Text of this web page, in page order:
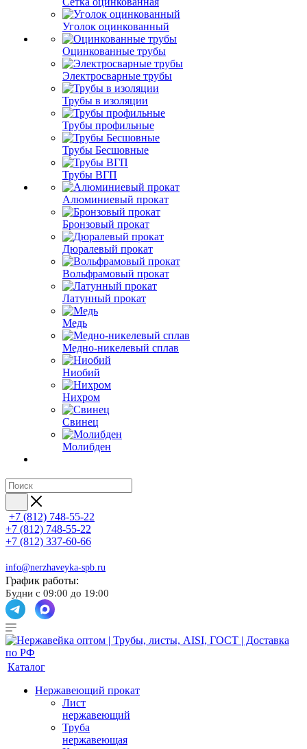
Уголок оцинкованный
Оцинкованные трубы
Электросварные трубы
Трубы в изоляции
Трубы профильные
Трубы Бесшовные
Трубы ВГП
Алюминиевый прокат
Бронзовый прокат
Дюралевый прокат
Вольфрамовый прокат
Латунный прокат
Медь
Медно-никелевый сплав
Ниобий
Нихром
Свинец
Молибден
+7 (812) 748-55-22
+7 (812) 748-55-22
+7 (812) 337-60-66
info@nerzhaveyka-spb.ru
График работы:
Будни с 09:00 до 19:00
Каталог
Нержавеющий прокат
Лист
нержавеющий
Труба
нержавеющая